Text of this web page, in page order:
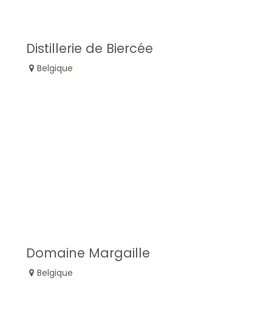
Distillerie de Biercée
Belgique
Domaine Margaille
Belgique